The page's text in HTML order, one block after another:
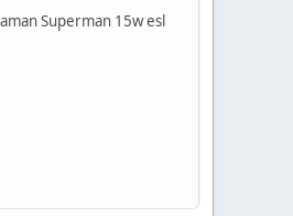
Superman 15w esl